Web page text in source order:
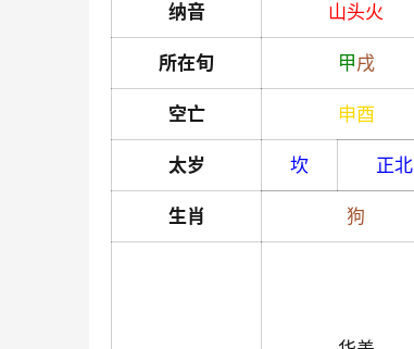
纳音 山头火
所在旬 甲戌
空亡 申酉
太岁 坎 正北
生肖 狗